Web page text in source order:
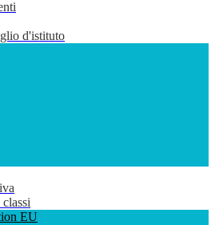
d'istituto
EU